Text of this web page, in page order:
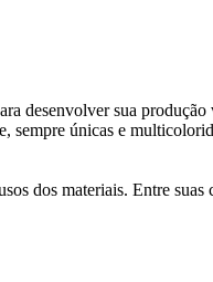
desenvolver sua produção
sempre únicas e
dos materiais. Entre suas